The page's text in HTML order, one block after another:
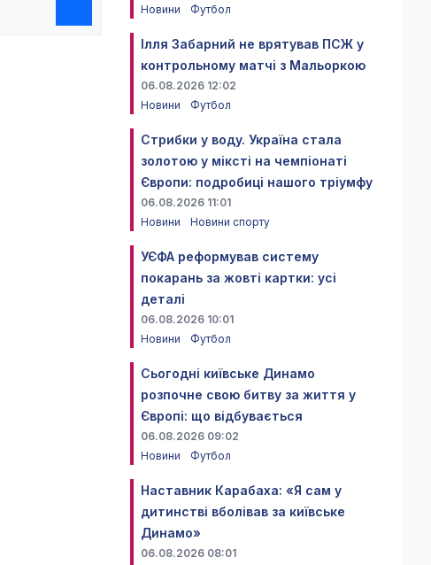
Новини
Футбол
Ілля Забарний не врятував ПСЖ у
контрольному матчі з Мальоркою
06.08.2026 12:02
Новини
Футбол
Стрибки у воду. Україна стала
золотою у міксті на чемпіонаті
Європи: подробиці нашого тріумфу
06.08.2026 11:01
Новини
Новини спорту
УЄФА реформував систему
покарань за жовті картки: усі
деталі
06.08.2026 10:01
Новини
Футбол
Сьогодні київське Динамо
розпочне свою битву за життя у
Європі: що відбувається
06.08.2026 09:02
Новини
Футбол
Наставник Карабаха: «Я сам у
дитинстві вболівав за київське
Динамо»
06.08.2026 08:01